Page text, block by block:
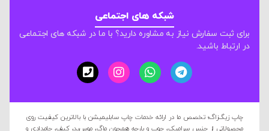
شبکه های اجتماعی
برای ثبت سفارش نیاز به مشاوره دارید؟ با ما در شبکه های اجتماعی
در ارتباط باشید.
چاپ زیگ‌زاگ؛ تخصص ما در ارائه خدمات چاپ سابلیمیشن با بالاترین کیفیت روی
محصولاتی از جنس سرامیک، چوب و پارچه همچون ماگ، موس‌پد، کیف، جامدادی و